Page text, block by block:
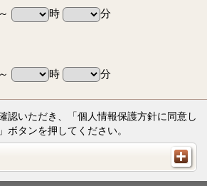
時
分
時 分
認いただき、「個人情報保護方針に同意し
ボタンを押してください。